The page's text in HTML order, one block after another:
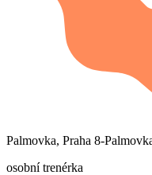
Palmovka, Praha 8-
osobní trenérka